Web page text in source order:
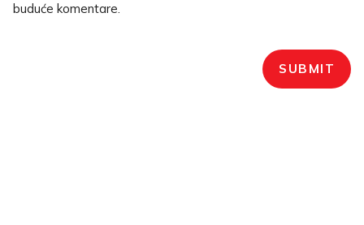
buduće komentare.